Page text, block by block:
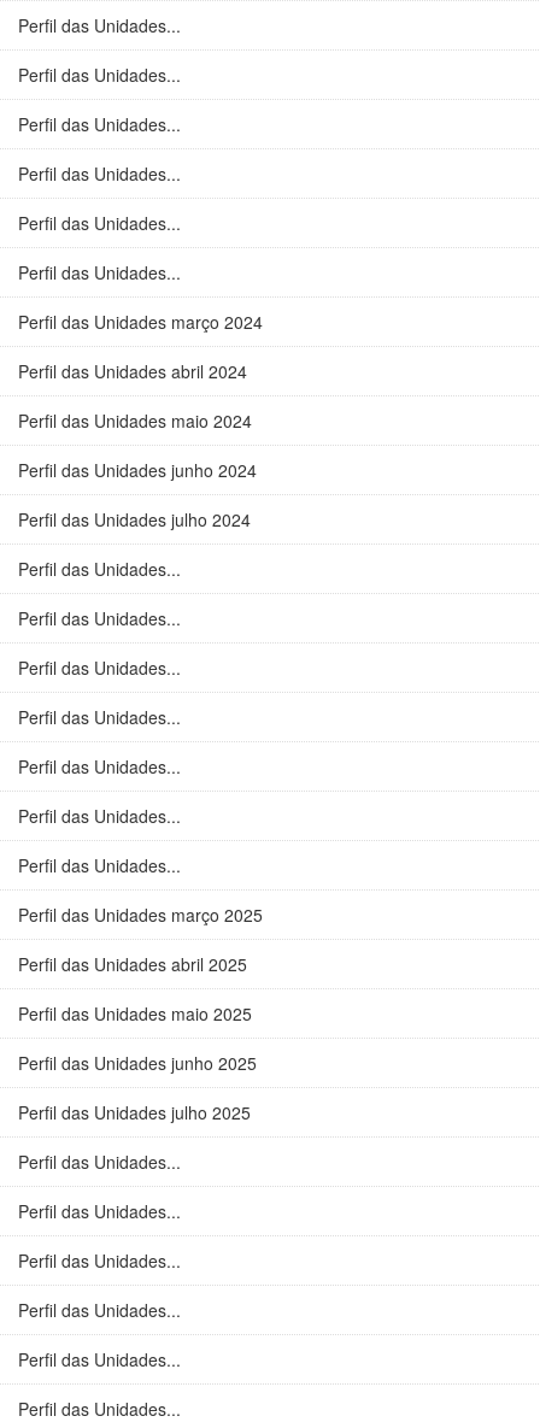
Perfil das Unidades...
Perfil das Unidades...
Perfil das Unidades...
Perfil das Unidades...
Perfil das Unidades...
Perfil das Unidades...
Perfil das Unidades março 2024
Perfil das Unidades abril 2024
Perfil das Unidades maio 2024
Perfil das Unidades junho 2024
Perfil das Unidades julho 2024
Perfil das Unidades...
Perfil das Unidades...
Perfil das Unidades...
Perfil das Unidades...
Perfil das Unidades...
Perfil das Unidades...
Perfil das Unidades...
Perfil das Unidades março 2025
Perfil das Unidades abril 2025
Perfil das Unidades maio 2025
Perfil das Unidades junho 2025
Perfil das Unidades julho 2025
Perfil das Unidades...
Perfil das Unidades...
Perfil das Unidades...
Perfil das Unidades...
Perfil das Unidades...
Perfil das Unidades...